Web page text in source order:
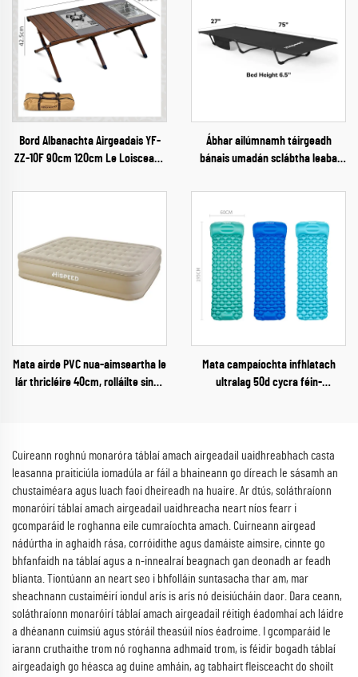
Bord Albanachta Airgeadais YF-
ZZ-10F 90cm 120cm Le Loisceann
Ábhar ailúmnamh táirgeadh
bánais umadán sclábtha leaba
oxford leaba leapa do dhaoine
Mata airde PVC nua-aimseartha le
lár thricléire 40cm, rolláilte singil
Mata campaíochta infhlatach
ultralag 50d cycra féin-
Cuireann roghnú monaróra táblaí amach airgeadail uaidhreabhach casta
leasanna praiticiúla iomadúla ar fáil a bhaineann go díreach le sásamh an
chustaiméara agus luach faoi dheireadh na huaire. Ar dtús, soláthraíonn
monaróirí táblaí amach airgeadail uaidhreacha neart níos fearr i
gcomparáid le roghanna eile cumraíochta amach. Cuirneann airgead
nádúrtha in aghaidh rása, corróidithe agus damáiste aimsire, cinnte go
bhfanfaidh na táblaí agus a n-innealraí beagnach gan deonadh ar feadh
blianta. Tiontúann an neart seo i bhfolláin suntasacha thar am, mar
sheachnann custaiméirí iondul arís is arís nó deisiúcháin daor. Dara ceann,
soláthraíonn monaróirí táblaí amach airgeadail réitigh éadomhaí ach láidre
a dhéanann cuimsiú agus stóráil theasúil níos éadroime. I gcomparáid le
iarann cruthaithe trom nó roghanna adhmaid trom, is féidir bogadh táblaí
airgeadaigh go héasca ag duine amháin, ag tabhairt fleisceacht do shoilt